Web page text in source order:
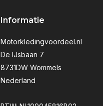
Informatie
Motorkledingvoordeel.nl
De IJsbaan 7
8731DW Wommels
Nederland